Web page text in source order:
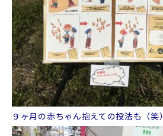
９ヶ月の赤ちゃん抱えての投法も（笑）